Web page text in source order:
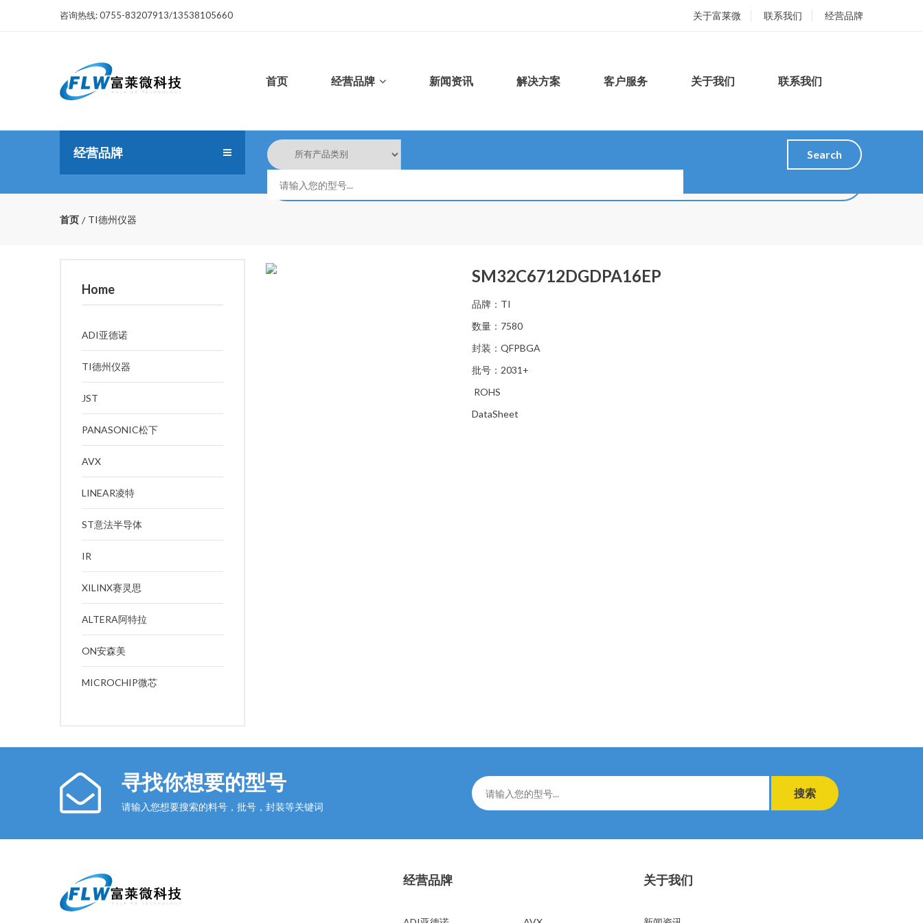
咨询热线:0755-83207913/13538105660 关于富莱微 联系我们 经营品牌
首页 经营品牌 新闻资讯 解决方案 客户服务 关于我们 联系我们
经营品牌 Search
首页 TI德州仪器
Home
ADI亚德诺
TI德州仪器
JST
PANASONIC松下
AVX
LINEAR凌特
ST意法半导体
IR
XILINX赛灵思
ALTERA阿特拉
ON安森美
MICROCHIP微芯
SM32C6712DGDPA16EP
品牌：TI
数量：7580
封装：QFPBGA
批号：2031+
ROHS
DataSheet
寻找你想要的型号
请输入您想要搜索的料号，批号，封装等关键词
搜索
经营品牌 关于我们